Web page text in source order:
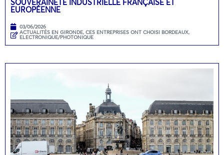
SOUVERAINETÉ INDUSTRIELLE FRANÇAISE ET
EUROPÉENNE
03/06/2026
ACTUALITÉS EN GIRONDE, CES ENTREPRISES ONT CHOISI BORDEAUX,
ELECTRONIQUE/PHOTONIQUE